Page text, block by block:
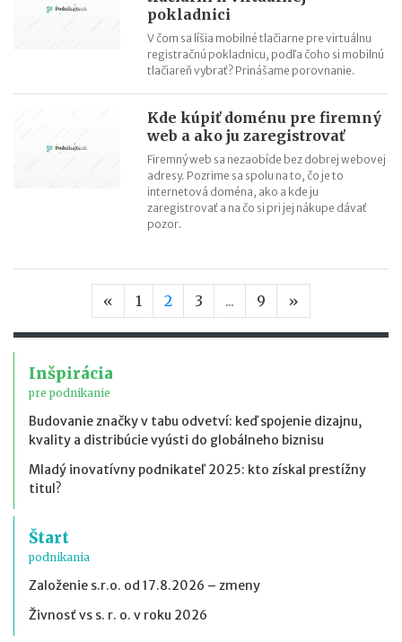
pokladnici
V čom sa líšia mobilné tlačiarne pre virtuálnu
registračnú pokladnicu, podľa čoho si mobilnú
tlačiareň vybrať? Prinášame porovnanie.
Kde kúpiť doménu pre firemný
web a ako ju zaregistrovať
Firemný web sa nezaobíde bez dobrej webovej
adresy. Pozrime sa spolu na to, čo je to
internetová doména, ako a kde ju
zaregistrovať a na čo si pri jej nákupe dávať
pozor.
« Predchádzajúca strana
1 2 3 ... 9 »
Inšpirácia
pre podnikanie
Budovanie značky v tabu odvetví: keď spojenie dizajnu,
kvality a distribúcie vyústi do globálneho biznisu
Mladý inovatívny podnikateľ 2025: kto získal prestížny
titul?
Štart
podnikania
Založenie s.r.o. od 17.8.2026 – zmeny
Živnosť vs s. r. o. v roku 2026